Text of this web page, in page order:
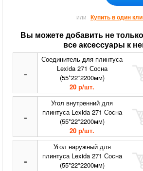
или Купить в один
Вы можете добавить не
все аксессуары к
-
Соединитель для плинтуса
Lexida 271 Сосна
(55*22*2200мм)
20 р/шт.
-
Угол внутренний для
плинтуса Lexida 271 Сосна
(55*22*2200мм)
20 р/шт.
-
Угол наружный для
плинтуса Lexida 271 Сосна
(55*22*2200мм)